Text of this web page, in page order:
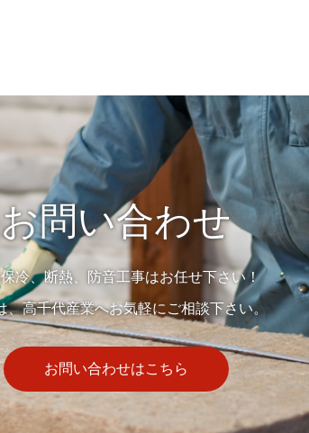
お問い合わせ
冷、断熱、防音工事はお任せ下さい！
、高千代産業へお気軽にご相談下さい。
お問い合わせはこちら